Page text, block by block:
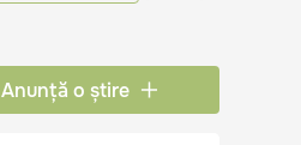
Anunță o știre